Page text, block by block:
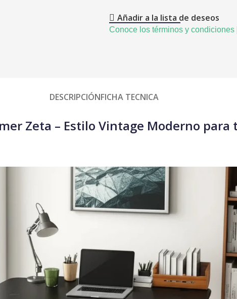
Añadir a la lista de deseos
Conoce los términos y condiciones
DESCRIPCIÓNFICHA TECNICA
Zeta – Estilo Vintage Moderno para